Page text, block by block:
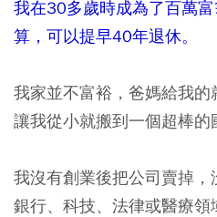
我在30多歲時成為了百萬
算，可以提早40年退休。
我家並不富裕，爸媽給我的
讓我從小就搬到一個超棒的
我沒有創業後把公司賣掉
銀行、科技、法律或醫療